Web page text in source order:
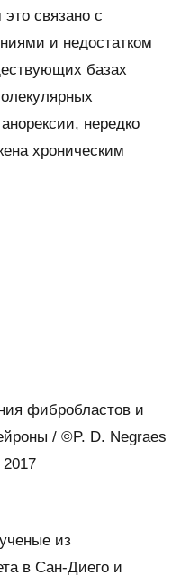
связано с
и недостатком
базах
нередко
хроническим
фибробластов и
/ ©P. D. Negraes
из
в Сан-Диего и